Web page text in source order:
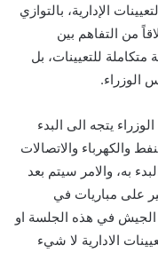
الإدارية، بالتوازي
من التفاهم بين
للتعيينات، بل
الوزراء.
يتجه الى البدء
والكهرباء والاتصالات
به، والامر سيتم بعد
على مباريات في
الجيش في هذه الجلسة او
الادارية لا شيء